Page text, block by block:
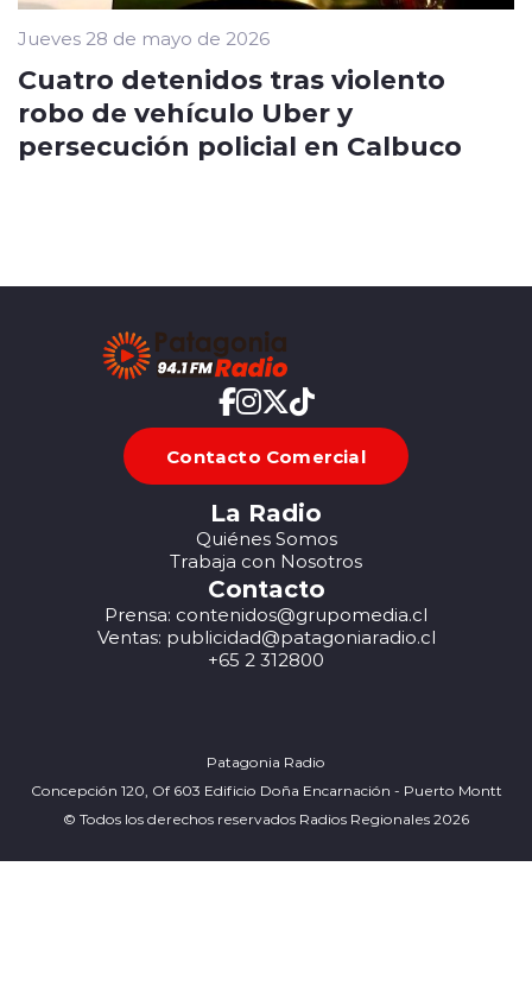
Jueves 28 de mayo de 2026
Cuatro detenidos tras violento
robo de vehículo Uber y
persecución policial en Calbuco
Contacto Comercial
La Radio
Quiénes Somos
Trabaja con Nosotros
Contacto
Prensa: contenidos@grupomedia.cl
Ventas: publicidad@patagoniaradio.cl
+65 2 312800
Patagonia Radio
Concepción 120, Of 603 Edificio Doña Encarnación - Puerto Montt
© Todos los derechos reservados Radios Regionales 2026